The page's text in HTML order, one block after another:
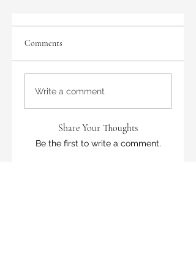
Comments
Write a comment
Share Your Thoughts
Be the first to write a comment.